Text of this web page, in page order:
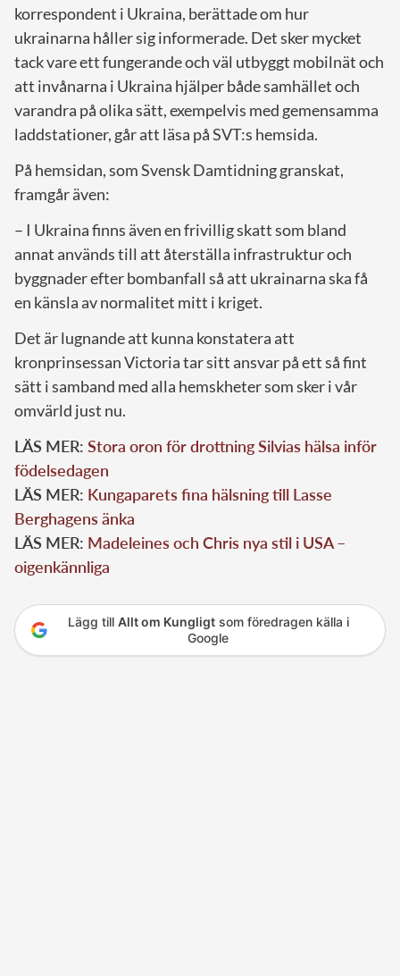
korrespondent i Ukraina, berättade om hur
ukrainarna håller sig informerade. Det sker mycket
tack vare ett fungerande och väl utbyggt mobilnät och
att invånarna i Ukraina hjälper både samhället och
varandra på olika sätt, exempelvis med gemensamma
laddstationer, går att läsa på SVT:s hemsida.
På hemsidan, som Svensk Damtidning granskat,
framgår även:
– I Ukraina finns även en frivillig skatt som bland
annat används till att återställa infrastruktur och
byggnader efter bombanfall så att ukrainarna ska få
en känsla av normalitet mitt i kriget.
Det är lugnande att kunna konstatera att
kronprinsessan Victoria tar sitt ansvar på ett så fint
sätt i samband med alla hemskheter som sker i vår
omvärld just nu.
LÄS MER: Stora oron för drottning Silvias hälsa inför
födelsedagen
LÄS MER: Kungaparets fina hälsning till Lasse
Berghagens änka
LÄS MER: Madeleines och Chris nya stil i USA –
oigenkännliga
Lägg till Allt om Kungligtsom föredragen källa i
Google